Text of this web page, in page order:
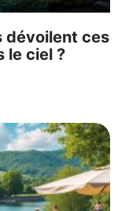
dévoilent ces
le ciel ?